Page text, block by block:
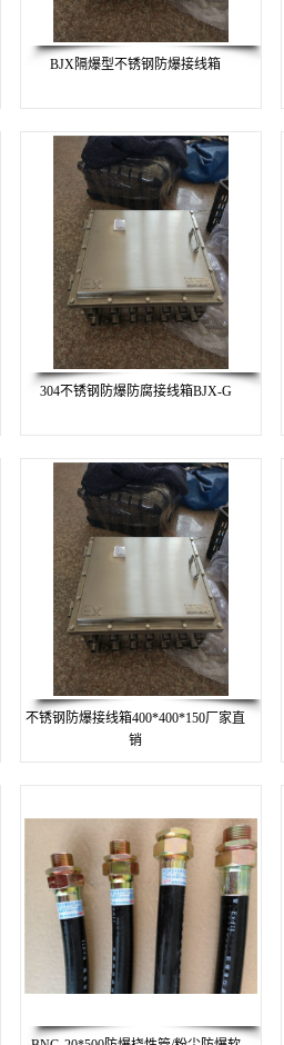
BJX隔爆型不锈钢防爆接线箱
304不锈钢防爆防腐接线箱BJX-G
不锈钢防爆接线箱400*400*150厂家直
销